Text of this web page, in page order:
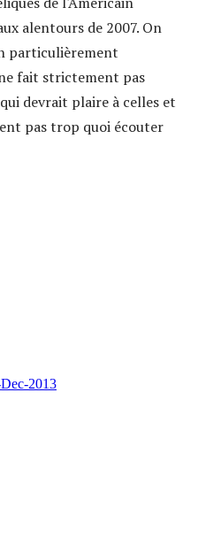
alentours de 2007. On
particulièrement
fait strictement pas
devrait plaire à celles et
pas trop quoi écouter